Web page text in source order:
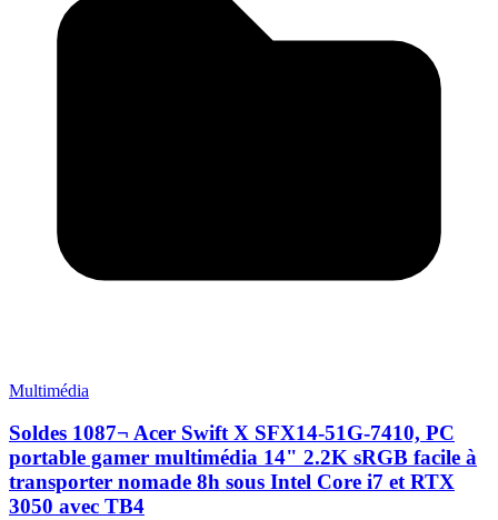
Multimédia
Soldes 1087¬ Acer Swift X SFX14-51G-7410, PC
portable gamer multimédia 14" 2.2K sRGB facile à
transporter nomade 8h sous Intel Core i7 et RTX
3050 avec TB4